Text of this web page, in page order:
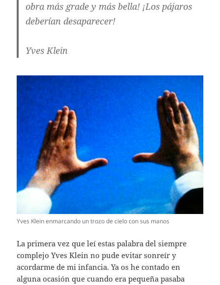
obra más grade y más bella! ¡Los pájaros
deberían desaparecer!
Yves Klein
Yves Klein enmarcando un trozo de cielo con sus manos
La primera vez que leí estas palabra del siempre
complejo Yves Klein no pude evitar sonreír y
acordarme de mi infancia. Ya os he contado en
alguna ocasión que cuando era pequeña pasaba